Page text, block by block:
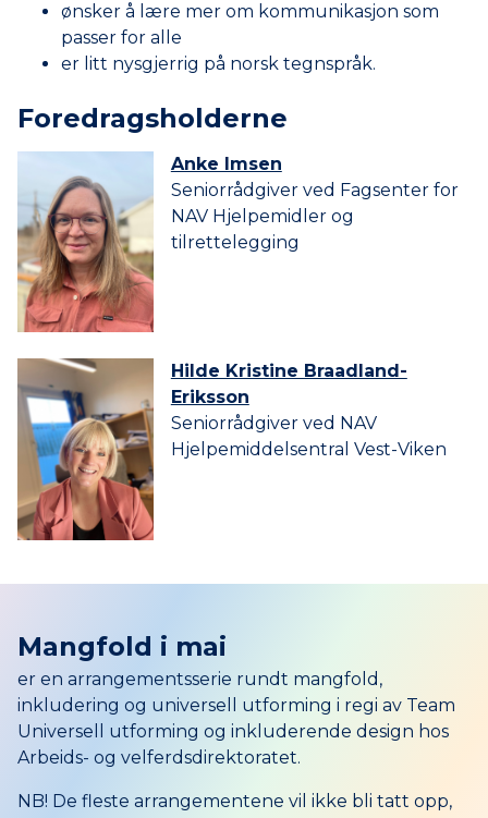
ønsker å lære mer om kommunikasjon som
passer for alle
er litt nysgjerrig på norsk tegnspråk.
Foredrags­holderne
Anke Imsen
Seniorrådgiver ved Fagsenter for
NAV Hjelpemidler og
tilrettelegging
Hilde Kristine Braadland-
Eriksson
Seniorrådgiver ved NAV
Hjelpemiddelsentral Vest-Viken
Mangfold i mai
er en arrangementsserie rundt mangfold,
inkludering og universell utforming i regi av Team
Universell utforming og inkluderende design hos
Arbeids- og velferdsdirektoratet.
NB! De fleste arrangementene vil ikke bli tatt opp,